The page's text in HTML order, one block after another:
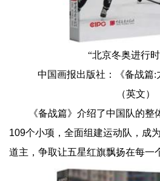
“北京冬奥进行
中国画报出版社：《备战篇:
（英文）
《备战篇》介绍了中国队的
109个小项，全面组建运动队，成
道主，争取让五星红旗飘扬在每一